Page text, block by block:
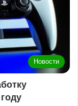
Новости